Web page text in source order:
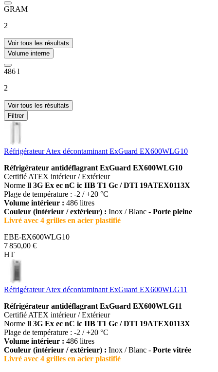
GRAM
2
Voir tous les résultats
Volume interne
486 l
2
Voir tous les résultats
Filtrer
Réfrigérateur Atex décontaminant ExGuard EX600WLG10
Réfrigérateur antidéflagrant ExGuard EX600WLG10
Certifié ATEX intérieur / Extérieur
Norme ll 3G Ex ec nC ic IIB T1 Gc / DTI 19ATEX0113X
Plage de température : -2 / +20 °C
Volume intérieur : 486 litres
Couleur (intérieur / extérieur) : Inox / Blanc - Porte pleine
Livré avec 4 grilles en acier plastifié
EBE-EX600WLG10
7 850,00 €
HT
Réfrigérateur Atex décontaminant ExGuard EX600WLG11
Réfrigérateur antidéflagrant ExGuard EX600WLG11
Certifié ATEX intérieur / Extérieur
Norme ll 3G Ex ec nC ic IIB T1 Gc / DTI 19ATEX0113X
Plage de température : -2 / +20 °C
Volume intérieur : 486 litres
Couleur (intérieur / extérieur) : Inox / Blanc - Porte vitrée
Livré avec 4 grilles en acier plastifié